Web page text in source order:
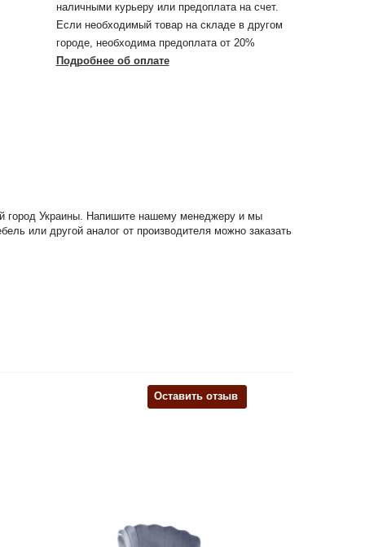
наличными курьеру или предоплата на счет.
Если необходимый товар на складе в другом
городе, необходима предоплата от 20%
Подробнее об оплате
город Украины. Напишите нашему менеджеру и мы
или другой аналог от производителя можно заказать
Оставить отзыв